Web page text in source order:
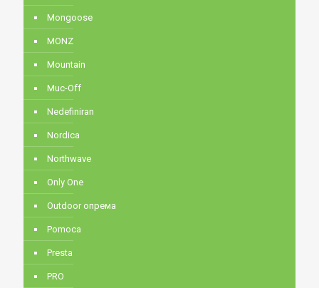
Mongoose
MONZ
Mountain
Muc-Off
Nedefiniran
Nordica
Northwave
Only One
Outdoor опрема
Pomoca
Presta
PRO